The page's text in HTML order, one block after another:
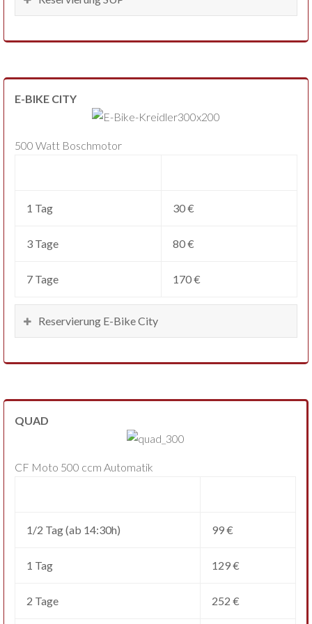
E-BIKE CITY
500 Watt Boschmotor
1 Tag 30 €
3 Tage 80 €
7 Tage 170 €
Reservierung E-Bike City
QUAD
CF Moto 500 ccm Automatik
1/2 Tag (ab 14:30h) 99 €
1 Tag 129 €
2 Tage 252 €